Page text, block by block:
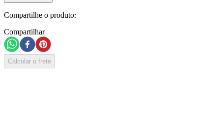
Compartilhe o produto:
Compartilhar
Calcular o frete